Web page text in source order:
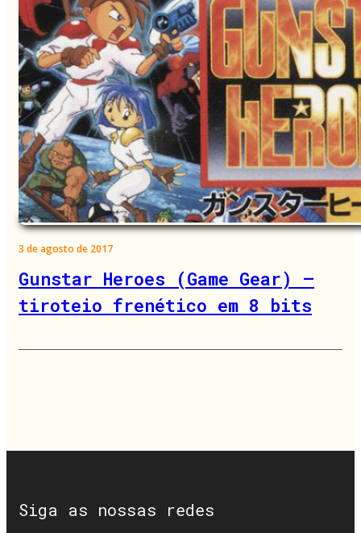
3 de agosto de 2017
Gunstar Heroes (Game Gear) –
tiroteio frenético em 8 bits
Siga as nossas redes